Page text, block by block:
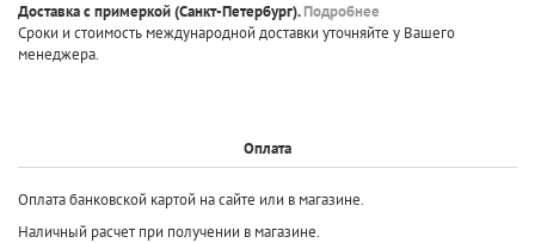
Доставка с примеркой(Санкт-Петербург).Подробнее
Сроки и стоимость международной доставки уточняйте у Вашего
менеджера.
Оплата
Оплата банковской картой на сайте или в магазине.
Наличный расчет при получении в магазине.